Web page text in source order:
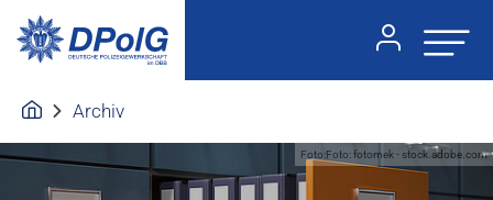
Archiv
Foto:Foto: fotomek - stock.adobe.com